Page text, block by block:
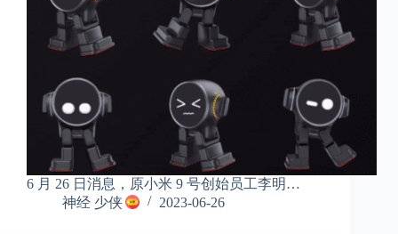
6 月 26 日消息，原小米 9 号创始员工李明…
神经 少侠
2023-06-26